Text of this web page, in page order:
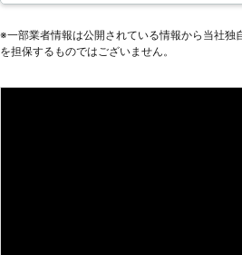
ハイクオリ
い。
の存在を知りました。連絡を入れる
らないけれども、扉を付け替えること
※⼀部業者情報は公開されている情報から当社独
を担保するものではございません。